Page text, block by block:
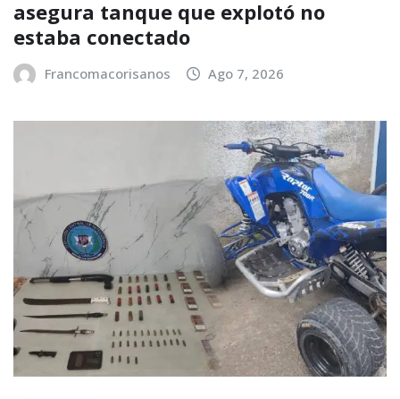
asegura tanque que explotó no
estaba conectado
Francomacorisanos Ago 7, 2026